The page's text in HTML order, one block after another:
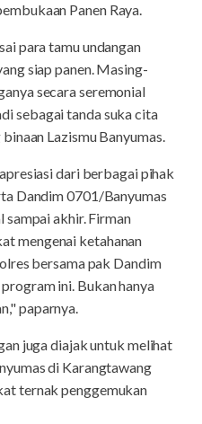
Panen Raya.
para tamu undangan
siap panen. Masing-
secara seremonial
sebagai tanda suka cita
Lazismu Banyumas.
dari berbagai pihak
Dandim 0701/Banyumas
sampai akhir. Firman
mengenai ketahanan
bersama pak Dandim
ini. Bukan hanya
paparnya.
juga diajak untuk melihat
di Karangtawang
ternak penggemukan